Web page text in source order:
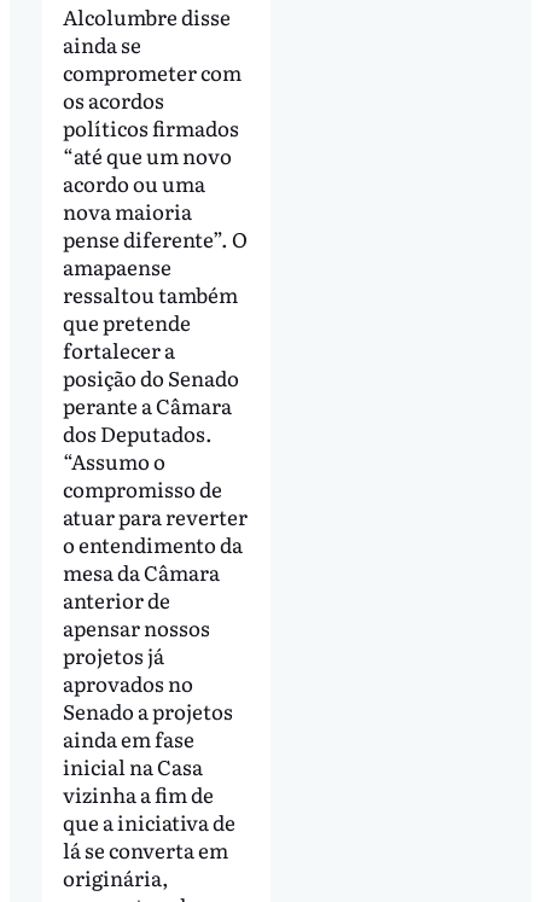
Alcolumbre disse
ainda se
comprometer com
os acordos
políticos firmados
“até que um novo
acordo ou uma
nova maioria
pense diferente”. O
amapaense
ressaltou também
que pretende
fortalecer a
posição do Senado
perante a Câmara
dos Deputados.
“Assumo o
compromisso de
atuar para reverter
o entendimento da
mesa da Câmara
anterior de
apensar nossos
projetos já
aprovados no
Senado a projetos
ainda em fase
inicial na Casa
vizinha a fim de
que a iniciativa de
lá se converta em
originária,